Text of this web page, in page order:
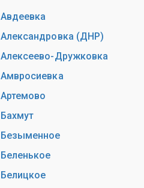
Авдеевка
Александровка (ДНР)
Алексеево-Дружковка
Амвросиевка
Артемово
Бахмут
Безыменное
Беленькое
Белицкое